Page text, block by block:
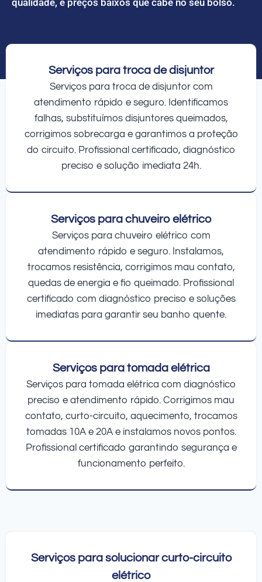
Serviços para troca de disjuntor
Serviços para troca de disjuntor com
atendimento rápido e seguro. Identificamos
falhas, substituímos disjuntores queimados,
corrigimos sobrecarga e garantimos a proteção
do circuito. Profissional certificado, diagnóstico
preciso e solução imediata 24h.
Serviços para chuveiro elétrico
Serviços para chuveiro elétrico com
atendimento rápido e seguro. Instalamos,
trocamos resistência, corrigimos mau contato,
quedas de energia e fio queimado. Profissional
certificado com diagnóstico preciso e soluções
imediatas para garantir seu banho quente.
Serviços para tomada elétrica
Serviços para tomada elétrica com diagnóstico
preciso e atendimento rápido. Corrigimos mau
contato, curto-circuito, aquecimento, trocamos
tomadas 10A e 20A e instalamos novos pontos.
Profissional certificado garantindo segurança e
funcionamento perfeito.
Serviços para solucionar curto-circuito
elétrico